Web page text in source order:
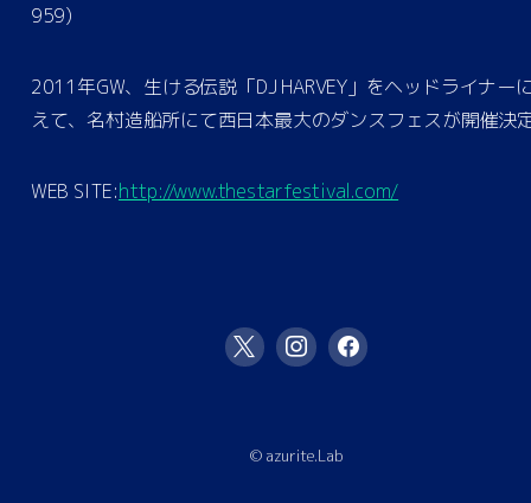
959)
2011年GW、生ける伝説「DJ HARVEY」をヘッドライナー
えて、名村造船所にて西日本最大のダンスフェスが開催決
WEB SITE:http://www.thestarfestival.com/
© azurite.Lab